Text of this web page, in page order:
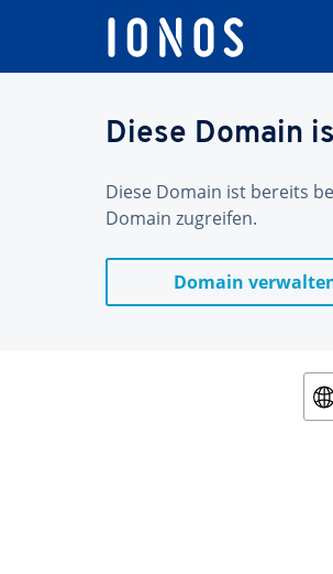
Diese Domain
Diese Domain ist bereits
Domain zugreifen.
Domain